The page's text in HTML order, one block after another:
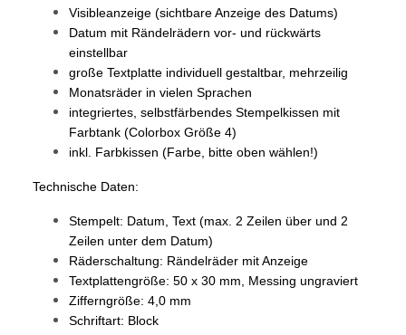
Visibleanzeige (sichtbare Anzeige des Datums)
Datum mit Rändelrädern vor- und rückwärts
einstellbar
große Textplatte individuell gestaltbar, mehrzeilig
Monatsräder in vielen Sprachen
integriertes, selbstfärbendes Stempelkissen mit
Farbtank (Colorbox Größe 4)
inkl. Farbkissen (Farbe, bitte oben wählen!)
Technische Daten:
Stempelt: Datum, Text (max. 2 Zeilen über und 2
Zeilen unter dem Datum)
Räderschaltung: Rändelräder mit Anzeige
Textplattengröße: 50 x 30 mm, Messing ungraviert
Zifferngröße: 4,0 mm
Schriftart: Block